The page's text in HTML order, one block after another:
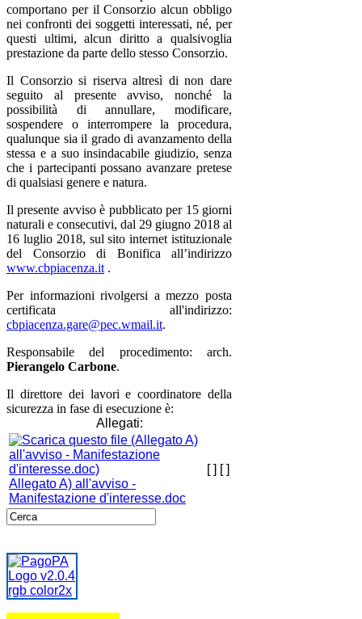
comportano per il Consorzio alcun obbligo
nei confronti dei soggetti interessati, né, per
questi ultimi, alcun diritto a qualsivoglia
prestazione da parte dello stesso Consorzio.
Il Consorzio si riserva altresì di non dare
seguito al presente avviso, nonché la
possibilità di annullare, modificare,
sospendere o interrompere la procedura,
qualunque sia il grado di avanzamento della
stessa e a suo insindacabile giudizio, senza
che i partecipanti possano avanzare pretese
di qualsiasi genere e natura.
Il presente avviso è pubblicato per 15 giorni
naturali e consecutivi, dal 29 giugno 2018 al
16 luglio 2018, sul sito internet istituzionale
del Consorzio di Bonifica all’indirizzo
www.cbpiacenza.it .
Per informazioni rivolgersi a mezzo posta
certificata all'indirizzo:
cbpiacenza.gare@pec.wmail.it.
Responsabile del procedimento: arch.
Pierangelo Carbone.
Il direttore dei lavori e coordinatore della
sicurezza in fase di esecuzione è:
Allegati:
Allegato A) all'avviso -
Manifestazione d'interesse.doc
[ ] [ ]